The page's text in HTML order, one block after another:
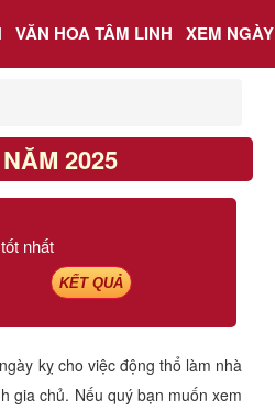
VĂN HOA TÂM LINH XEM NGÀY
2025
nhất
KẾT QUẢ
kỵ cho việc động thổ làm nhà
gia chủ. Nếu quý bạn muốn xem